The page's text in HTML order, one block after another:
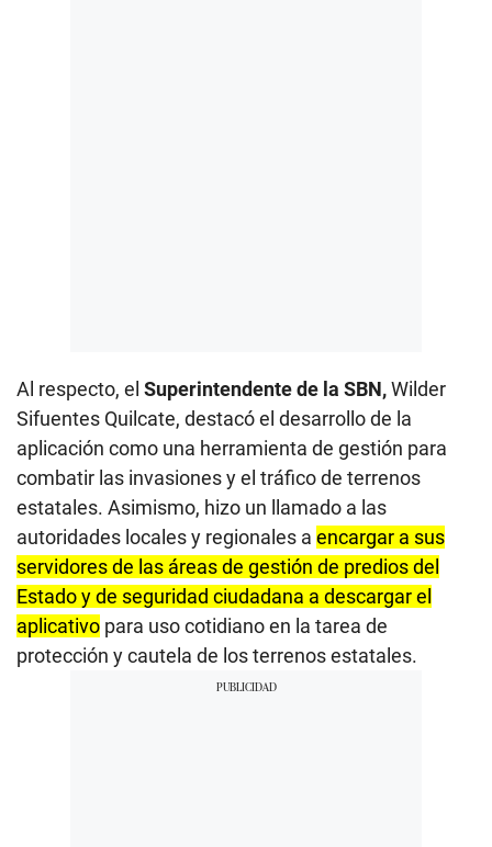
Al respecto, el Superintendente de la SBN,Wilder
Sifuentes Quilcate, destacó el desarrollo de la
aplicación como una herramienta de gestión para
combatir las invasiones y el tráfico de terrenos
estatales. Asimismo, hizo un llamado a las
autoridades locales y regionales a encargar a sus
servidores de las áreas de gestión de predios del
Estado y de seguridad ciudadana a descargar el
aplicativo para uso cotidiano en la tarea de
protección y cautela de los terrenos estatales.